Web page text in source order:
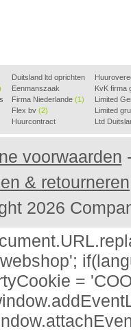
Duitsland ltd oprichten
(2)
Eenmanszaak
beginnen(1)
Firma Niederlande (1)
Flex bv (2)
Huurcontract
voorbeeld(3)
KvK firma
Limited
Limited
Ltd
voorwaarden
& retourneren
2026
=